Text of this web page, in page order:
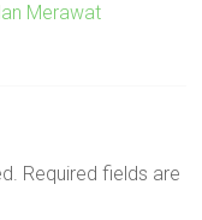
Merawat
Required fields are